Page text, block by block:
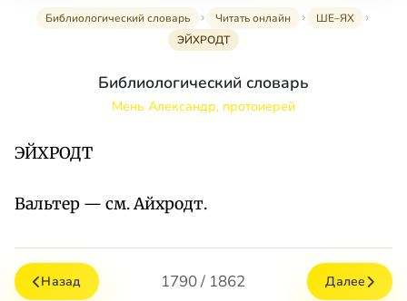
Библиологический словарь Читать онлайн
ШЕ–ЯХ
ЭЙХРОДТ
Библиологический словарь
Мень Александр, протоиерей
ЭЙХРОДТ
Вальтер — см. Айхродт.
Назад 1790 / 1862 Далее